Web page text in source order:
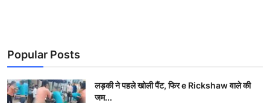
Popular Posts
लड़की ने पहले खोली पैंट, फिर e Rickshaw वाले की
जम...